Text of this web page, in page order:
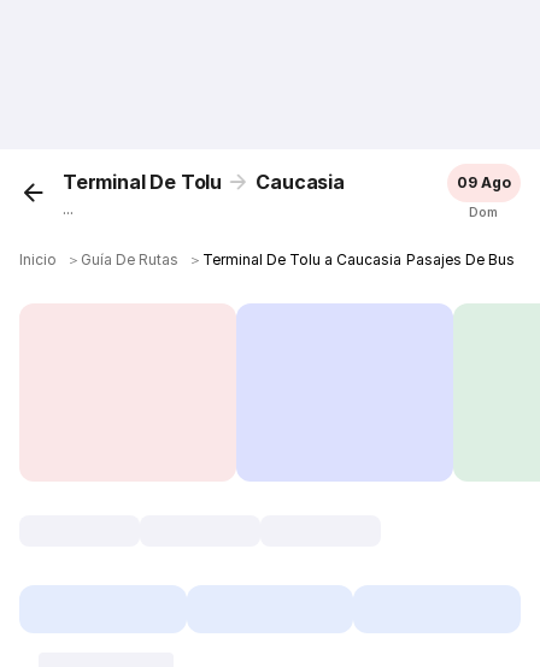
Terminal De Tolu Caucasia
...
09 Ago
Dom
Inicio ＞ Guía De Rutas ＞ Terminal De Tolu a Caucasia Pasajes De Bus